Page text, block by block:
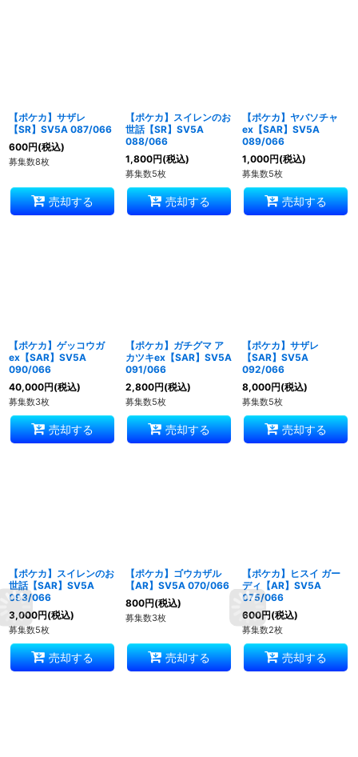
【ポケカ】サザレ
【SR】SV5A 087/066
600円(税込)
募集数8枚
売却する
【ポケカ】スイレンのお
世話【SR】SV5A
088/066
1,800円(税込)
募集数5枚
売却する
【ポケカ】ヤバソチャ
ex【SAR】SV5A
089/066
1,000円(税込)
募集数5枚
売却する
【ポケカ】ゲッコウガ
ex【SAR】SV5A
090/066
40,000円(税込)
募集数3枚
売却する
【ポケカ】ガチグマ ア
カツキex【SAR】SV5A
091/066
2,800円(税込)
募集数5枚
売却する
【ポケカ】サザレ
【SAR】SV5A
092/066
8,000円(税込)
募集数5枚
売却する
【ポケカ】スイレンのお
世話【SAR】SV5A
093/066
3,000円(税込)
募集数5枚
売却する
【ポケカ】ゴウカザル
【AR】SV5A 070/066
800円(税込)
募集数3枚
売却する
【ポケカ】ヒスイ ガー
ディ【AR】SV5A
075/066
600円(税込)
募集数2枚
売却する